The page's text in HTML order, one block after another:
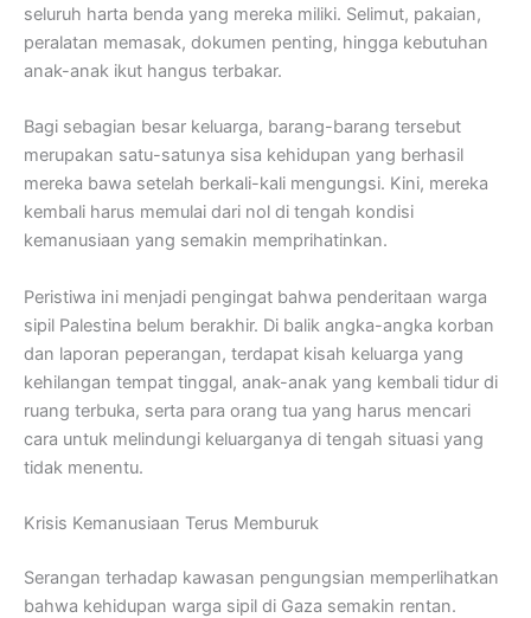
seluruh harta benda yang mereka miliki. Selimut, pakaian,
peralatan memasak, dokumen penting, hingga kebutuhan
anak-anak ikut hangus terbakar.
Bagi sebagian besar keluarga, barang-barang tersebut
merupakan satu-satunya sisa kehidupan yang berhasil
mereka bawa setelah berkali-kali mengungsi. Kini, mereka
kembali harus memulai dari nol di tengah kondisi
kemanusiaan yang semakin memprihatinkan.
Peristiwa ini menjadi pengingat bahwa penderitaan warga
sipil Palestina belum berakhir. Di balik angka-angka korban
dan laporan peperangan, terdapat kisah keluarga yang
kehilangan tempat tinggal, anak-anak yang kembali tidur di
ruang terbuka, serta para orang tua yang harus mencari
cara untuk melindungi keluarganya di tengah situasi yang
tidak menentu.
Krisis Kemanusiaan Terus Memburuk
Serangan terhadap kawasan pengungsian memperlihatkan
bahwa kehidupan warga sipil di Gaza semakin rentan.